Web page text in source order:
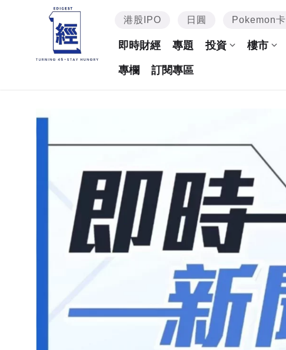
港股IPO 日圓 Pokemon卡
即時財經 專題 投資 樓市
專欄 訂閱專區